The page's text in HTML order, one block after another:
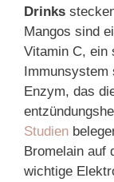
Drinks
Mangos sind
Vitamin C, ein
Immunsystem
Enzym, das
Studien
Bromelain auf
wichtige